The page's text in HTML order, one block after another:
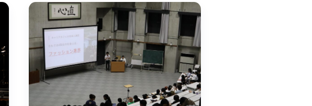
内のギャルリ・オーブで制作。暑さをしの
ぎながら作業出来ました‼ 生徒とともに頑
張る先生の姿